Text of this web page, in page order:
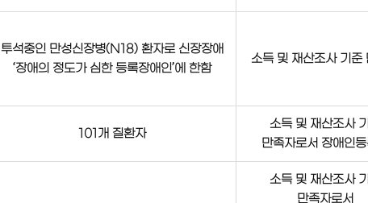
투석중인 만성신장병(N18) 환자로 신장장애
‘장애의 정도가 심한 등록장애인’에 한함
소득 및 재산조사 기준
101개 질환자
소득 및 재산조사
만족자로서 장애인
소득 및 재산조사
만족자로서